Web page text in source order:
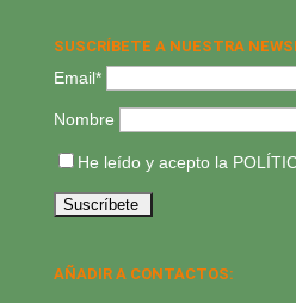
SUSCRÍBETE A NUESTRA
Email*
Nombre
He leído y acepto la
AÑADIR A CONTACTOS: